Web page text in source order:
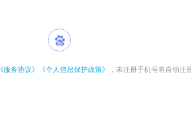
《服务协议》 《个人信息保护政策》 ，未注册手机号将自动注